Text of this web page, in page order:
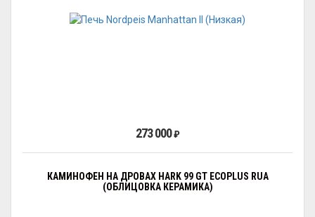
273 000₽
КАМИНОФЕН НА ДРОВАХ HARK 99 GT ECOPLUS RUA
(ОБЛИЦОВКА КЕРАМИКА)